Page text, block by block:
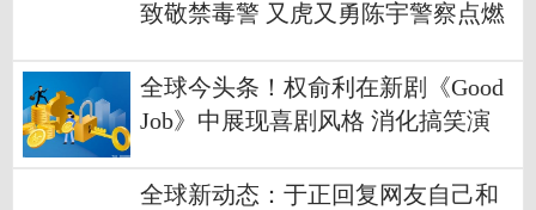
致敬禁毒警 又虎又勇陈宇警察点燃
全球今头条！权俞利在新剧《Good
Job》中展现喜剧风格 消化搞笑演
全球新动态：于正回复网友自己和